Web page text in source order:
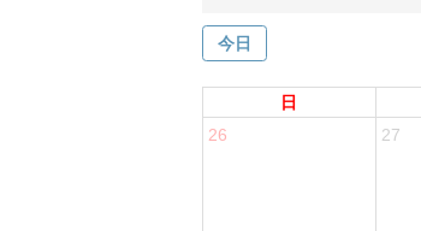
今日
日
26
27